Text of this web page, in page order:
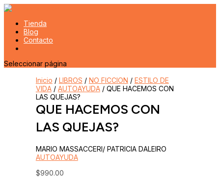
Tienda
Blog
Contacto
Seleccionar página
Inicio / LIBROS / NO FICCION / ESTILO DE
VIDA/ AUTOAYUDA/ QUE HACEMOS CON
LAS QUEJAS?
QUE HACEMOS CON
LAS QUEJAS?
MARIO MASSACCERI/ PATRICIA DALEIRO
AUTOAYUDA
$990.00